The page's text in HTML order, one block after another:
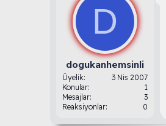
D
dogukanhemsinli
Üyelik
3 Nis 2007
Konular
1
Mesajlar
3
Reaksiyonlar
0